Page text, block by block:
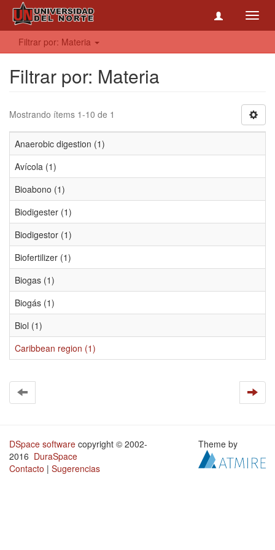
Filtrar por: Materia
Filtrar por: Materia
Mostrando ítems 1-10 de 1
Anaerobic digestion (1)
Avícola (1)
Bioabono (1)
Biodigester (1)
Biodigestor (1)
Biofertilizer (1)
Biogas (1)
Biogás (1)
Biol (1)
Caribbean region (1)
DSpace software copyright © 2002-
2016 DuraSpace
Contacto | Sugerencias
Theme by